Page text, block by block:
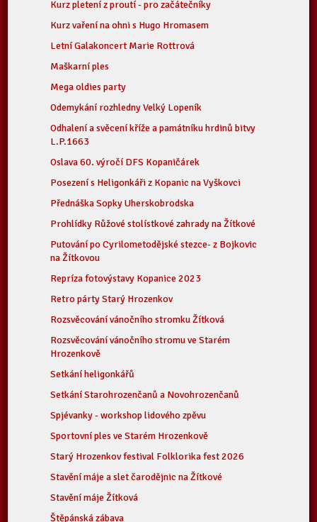
Kurz pletení z proutí - pro začátečníky
Kurz vaření na ohni s Hugo Hromasem
Letní Galakoncert Marie Rottrová
Maškarní ples
Mega oldies party
Odemykání rozhledny Velký Lopeník
Odhalení a svěcení kříže a památníku hrdinů bitvy
L.P.1663
Oslava 60. výročí DFS Kopaničárek
Posezení s Heligonkáři z Kopanic na Vyškovci
Přednáška Sopky Uherskobrodska
Prohlídky Růžové stolístkové zahrady na Žítkové
Putování po Cyrilometodějské stezce- z Bojkovic
na Žítkovou
Repríza fotovýstavy Kopanice 2023
Retro párty Starý Hrozenkov
Rozsvěcování vánočního stromku Žítková
Rozsvěcování vánočního stromu ve Starém
Hrozenkově
Setkání heligonkářů
Setkání Starohrozenčanů a Novohrozenčanů
Spjévanky - workshop lidového zpěvu
Sportovní ples ve Starém Hrozenkově
Starý Hrozenkov festival Folklorika fest 2026
Stavění máje a slet čarodějnic na Žítkové
Stavění máje Žítková
Štěpánská zábava